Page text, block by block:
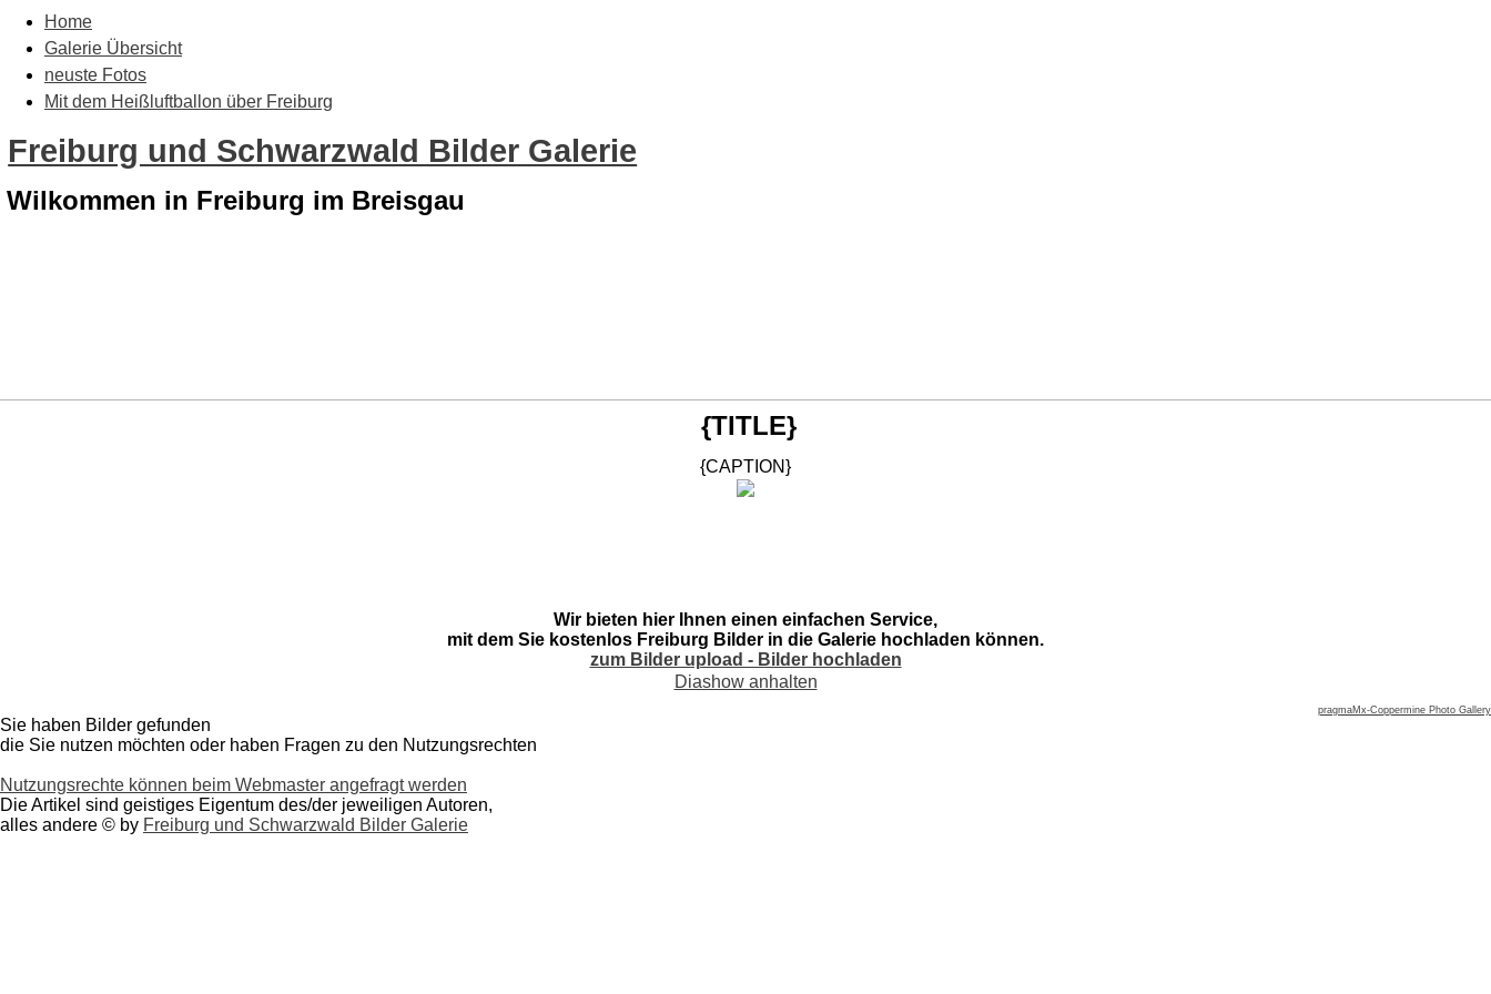
Home
Galerie Übersicht
neuste Fotos
Mit dem Heißluftballon über Freiburg
Freiburg und Schwarzwald Bilder Galerie
Wilkommen in Freiburg im Breisgau
{TITLE}
{CAPTION}
Wir bieten hier Ihnen einen einfachen Service,
mit dem Sie kostenlos Freiburg Bilder in die Galerie hochladen können.
zum Bilder upload - Bilder hochladen
Diashow anhalten
pragmaMx-Coppermine Photo Gallery
Sie haben Bilder gefunden
die Sie nutzen möchten oder haben Fragen zu den Nutzungsrechten
Nutzungsrechte können beim Webmaster angefragt werden
Die Artikel sind geistiges Eigentum des/der jeweiligen Autoren,
alles andere © by Freiburg und Schwarzwald Bilder Galerie